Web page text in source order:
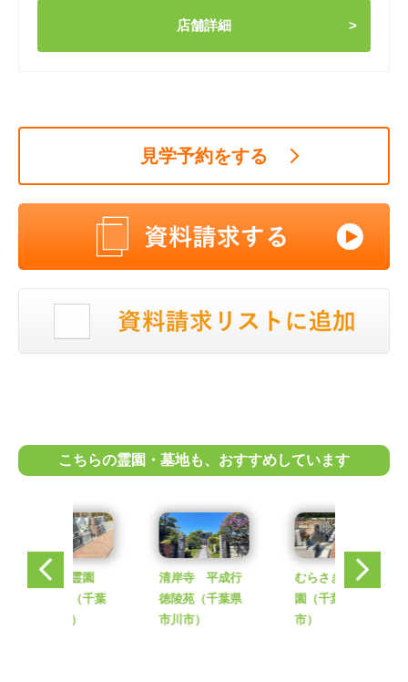
店舗詳細
見学予約をする
こちらの霊園・墓地も、おすすめしています
みつわ台霊園
（千葉
県千葉市）
清岸寺 平成行
徳陵苑（千葉県
市川市）
むらさき聖地霊
園 （千葉県野田
市）